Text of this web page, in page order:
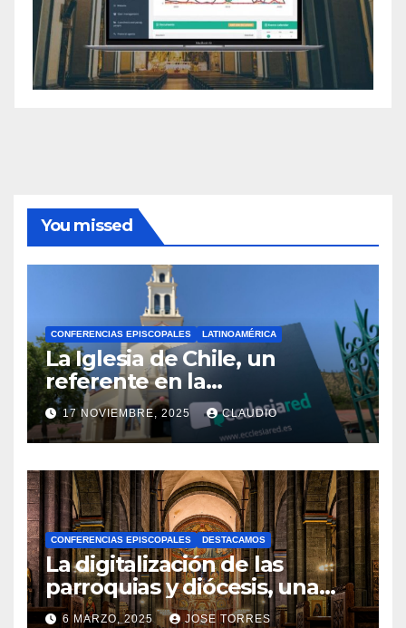
You missed
CONFERENCIAS EPISCOPALES LATINOAMÉRICA
La Iglesia de Chile, un
referente en la
transformación digital
gracias a Ecclesiared
17 NOVIEMBRE, 2025 CLAUDIO
N
O
H
A
Y
C
O
CONFERENCIAS EPISCOPALES DESTACAMOS
La digitalización de las
parroquias y diócesis, una
realidad ya para el futuro de
6 MARZO, 2025 JOSE TORRES